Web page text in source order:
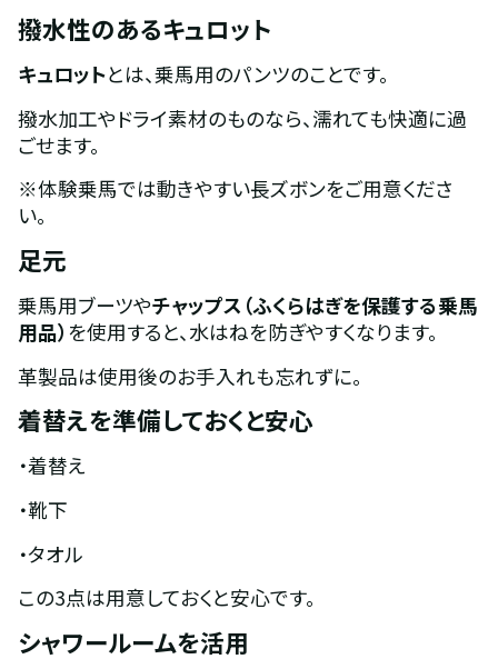
撥水性のあるキュロット
キュロットとは、乗馬用のパンツのことです。
撥水加工やドライ素材のものなら、濡れても快適に過
ごせます。
※体験乗馬では動きやすい長ズボンをご用意くださ
い。
足元
乗馬用ブーツやチャップス（ふくらはぎを保護する乗馬
用品） を使用すると、水はねを防ぎやすくなります。
革製品は使用後のお手入れも忘れずに。
着替えを準備しておくと安心
・着替え
・靴下
・タオル
この3点は用意しておくと安心です。
シャワールームを活用